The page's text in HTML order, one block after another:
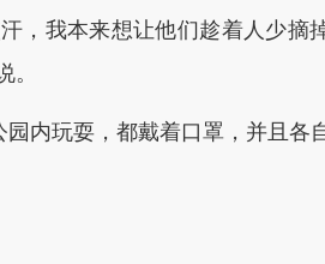
，我本来想让他们趁着人少摘
。
玩耍，都戴着口罩，并且各自